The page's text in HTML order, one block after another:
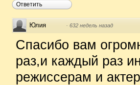
Ответить
Юлия · 632 недель назад
Спасибо вам
раз,и каждый раз
режиссерам и